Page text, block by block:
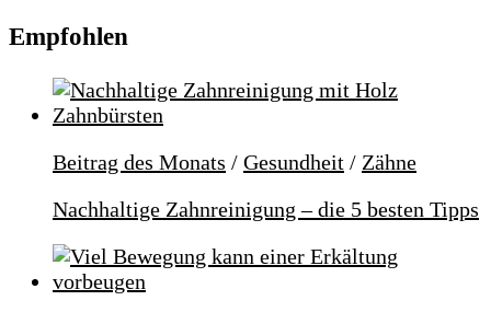
Empfohlen
Beitrag des Monats / Gesundheit / Zähne
Nachhaltige Zahnreinigung – die 5 besten Tipps